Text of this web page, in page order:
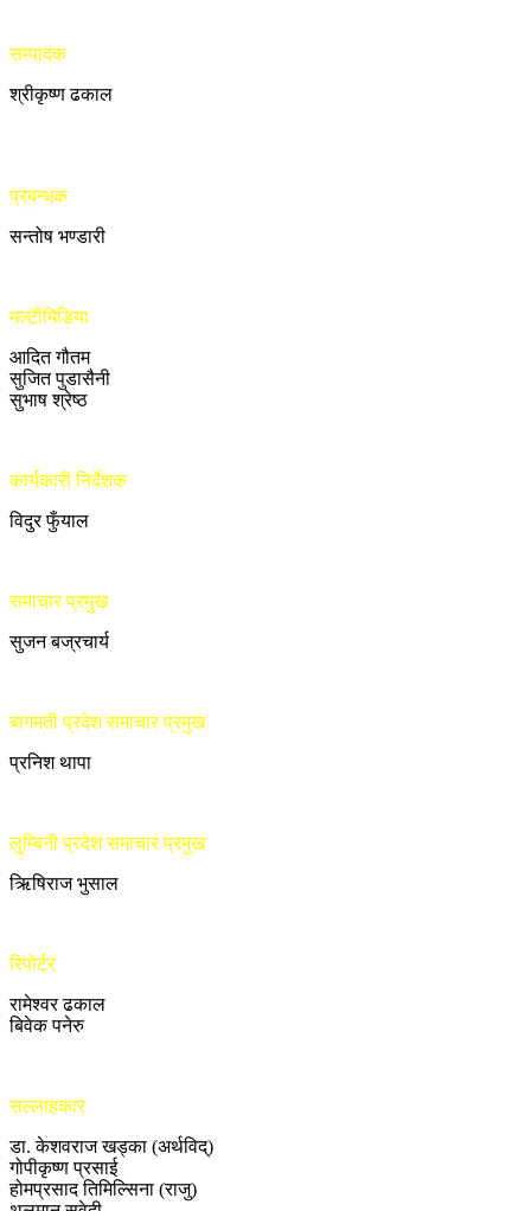
सम्पादक
श्रीकृष्ण ढकाल
प्रबन्धक
सन्तोष भण्डारी
मल्टीमिडिया
आदित गौतम
सुजित पुडासैनी
सुभाष श्रेष्ठ
कार्यकारी निर्देशक
विदुर फुँयाल
समाचार प्रमुख
सुजन बज्रचार्य
बागमती प्रदेश समाचार प्रमुख
प्रनिश थापा
लुम्बिनी प्रदेश समाचार प्रमुख
ऋिषिराज भुसाल
रिपोर्टर
रामेश्वर ढकाल
बिवेक पनेरु
सल्लाहकार
डा. केशवराज खड्का (अर्थविद्)
गोपीकृष्ण प्रसाई
होमप्रसाद तिमिल्सिना (राजु)